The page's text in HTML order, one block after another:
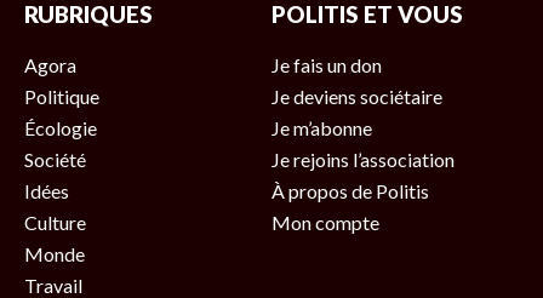
RUBRIQUES
Agora
Politique
Écologie
Société
Idées
Culture
Monde
Travail
POLITIS ET VOUS
Je fais un don
Je deviens sociétaire
Je m’abonne
Je rejoins l’association
À propos de Politis
Mon compte